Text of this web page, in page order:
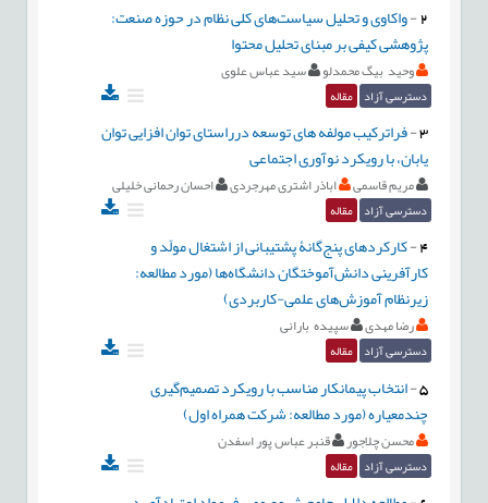
2
-واکاوی و تحلیل سیاست‌های کلی نظام در حوزه صنعت:
پژوهشی کیفی بر مبنای تحلیل محتوا
وحید بیگ محمدلو سید عباس علوی
دسترسی آزاد مقاله
3
-فراترکیب مولفه های توسعه درراستای توان افزایی توان
یابان، با رویکرد نوآوری اجتماعی
مریم قاسمی اباذر اشتری مهرجردی احسان رحمانی خلیلی
دسترسی آزاد مقاله
4
-کارکردهای پنج‌گانۀ پشتیبانی از اشتغال مولّد و
کارآفرینی دانش‌آموختگان دانشگاه‌ها (مورد مطالعه:
زیرنظام آموزش‌های علمی-کاربردی)
رضا مهدی سپیده بارانی
دسترسی آزاد مقاله
5
-انتخاب پیمانکار مناسب با رویکرد تصمیم‌گیری
چند‌معیاره (مورد مطالعه: شرکت همراه اول)
محسن چلاجور قنبر عباس پور اسفدن
دسترسی آزاد مقاله